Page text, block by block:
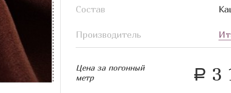
Состав
Производитель
Цена за погонный
метр
a 3